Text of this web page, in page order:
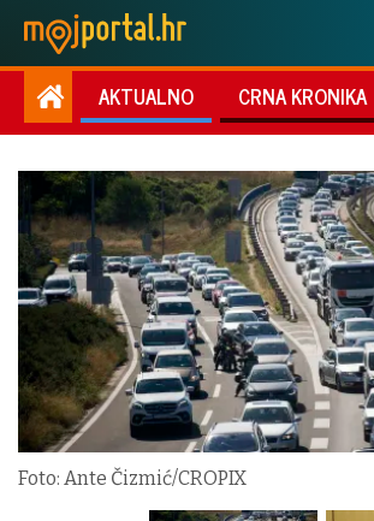
AKTUALNO CRNA KRONIKA
Foto: Ante Čizmić/CROPIX